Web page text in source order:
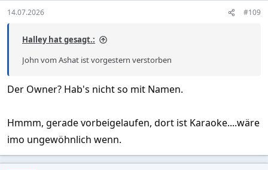
14.07.2026 #109
Halley hat gesagt.:
John vom Ashat ist vorgestern verstorben
Der Owner? Hab's nicht so mit Namen.
Hmmm, gerade vorbeigelaufen, dort ist Karaoke....wäre
imo ungewöhnlich wenn.